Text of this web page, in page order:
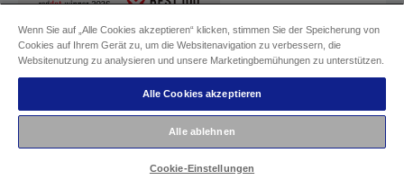
Epson EF-61 Epson EF-62
Wenn Sie auf „Alle Cookies akzeptieren“ klicken, stimmen Sie der Speicherung von
Cookies auf Ihrem Gerät zu, um die Websitenavigation zu verbessern, die
Websitenutzung zu analysieren und unsere Marketingbemühungen zu unterstützen.
Alle Cookies akzeptieren
Alle ablehnen
Cookie-Einstellungen